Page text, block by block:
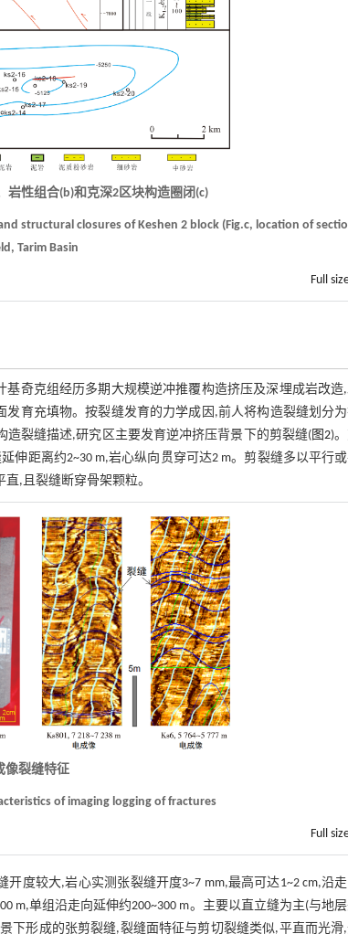
岩性组合(b)和克深2区块构造圈闭(c)
structural closures of Keshen 2 block (Fig.c, location of
Tarim Basin
Full
奇克组经历多期大规模逆冲推覆构造挤压及深埋成岩改造
育充填物。按裂缝发育的力学成因,前人将构造裂缝划分
裂缝描述,研究区主要发育逆冲挤压背景下的剪裂缝(图2)
伸距离约2~30 m,岩心纵向贯穿可达2 m。剪裂缝多以平行
,且裂缝断穿骨架颗粒。
像裂缝特征
of imaging logging of fractures
Full
度较大,岩心实测张裂缝开度3~7 mm,最高可达1~2 cm,沿
m,单组沿走向延伸约200~300 m。主要以直立缝为主(与地
下形成的张剪裂缝,裂缝面特征与剪切裂缝类似,平直而光滑